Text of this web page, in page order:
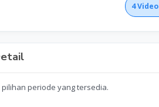
4Video
periode yang tersedia.